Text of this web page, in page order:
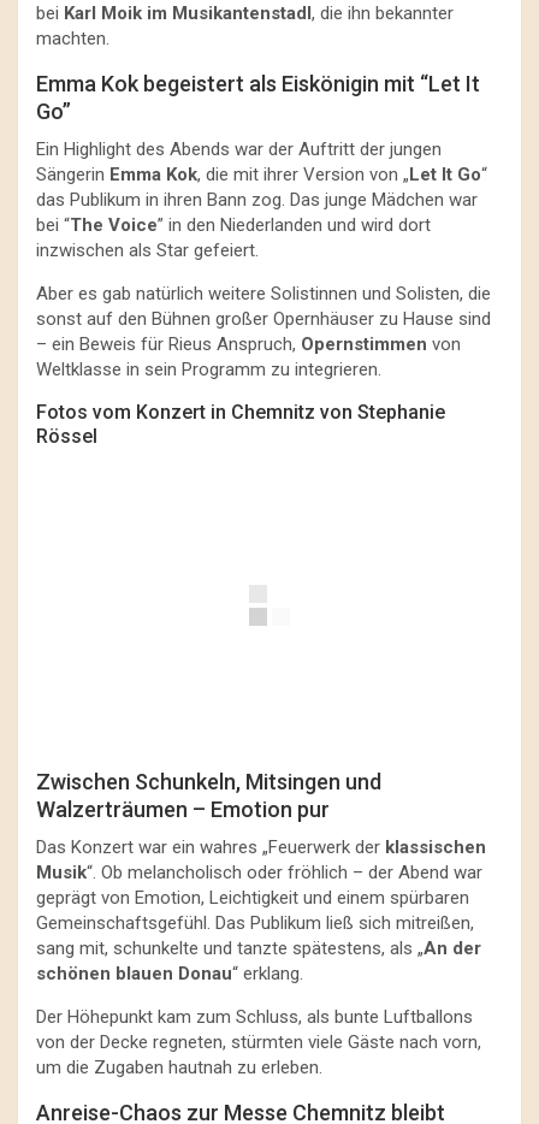
bei Karl Moik im Musikantenstadl, die ihn bekannter
machten.
Emma Kok begeistert als Eiskönigin mit “Let It
Go”
Ein Highlight des Abends war der Auftritt der jungen
Sängerin Emma Kok, die mit ihrer Version von „Let It Go“
das Publikum in ihren Bann zog. Das junge Mädchen war
bei “The Voice” in den Niederlanden und wird dort
inzwischen als Star gefeiert.
Aber es gab natürlich weitere Solistinnen und Solisten, die
sonst auf den Bühnen großer Opernhäuser zu Hause sind
– ein Beweis für Rieus Anspruch, Opernstimmen von
Weltklasse in sein Programm zu integrieren.
Fotos vom Konzert in Chemnitz von Stephanie
Rössel
Zwischen Schunkeln, Mitsingen und
Walzerträumen – Emotion pur
Das Konzert war ein wahres „Feuerwerk der klassischen
Musik“. Ob melancholisch oder fröhlich – der Abend war
geprägt von Emotion, Leichtigkeit und einem spürbaren
Gemeinschaftsgefühl. Das Publikum ließ sich mitreißen,
sang mit, schunkelte und tanzte spätestens, als „An der
schönen blauen Donau“ erklang.
Der Höhepunkt kam zum Schluss, als bunte Luftballons
von der Decke regneten, stürmten viele Gäste nach vorn,
um die Zugaben hautnah zu erleben.
Anreise-Chaos zur Messe Chemnitz bleibt